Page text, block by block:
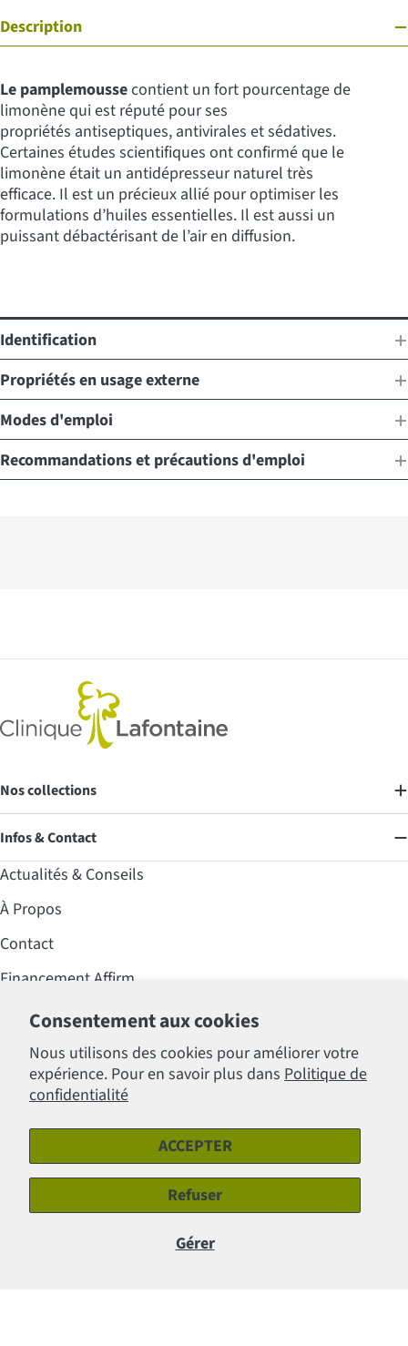
Consentement aux cookies
Nous utilisons des cookies pour améliorer votre
expérience. Pour en savoir plus dans Politique de
confidentialité
Gérer
ACCEPTER
Refuser
Description
Le pamplemoussecontient un fort pourcentage de
limonène qui est réputé pour ses
propriétés antiseptiques, antivirales et sédatives.
Certaines études scientifiques ont confirmé que le
limonène était un antidépresseur naturel très
efficace. Il est un précieux allié pour optimiser les
formulations d’huiles essentielles. Il est aussi un
puissant débactérisant de l’air en diffusion.
Identification
Propriétés en usage externe
Modes d'emploi
Recommandations et précautions d'emploi
Nos collections
Infos & Contact
Actualités & Conseils
À Propos
Contact
Financement Affirm
Foire aux questions (FAQ)
Professionnels
Politiques
Modes
paiement
FacebookInstagram
Clinique Lafontaine Inc..